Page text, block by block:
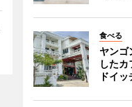
食べる
ヤンゴ
した
ドイッ